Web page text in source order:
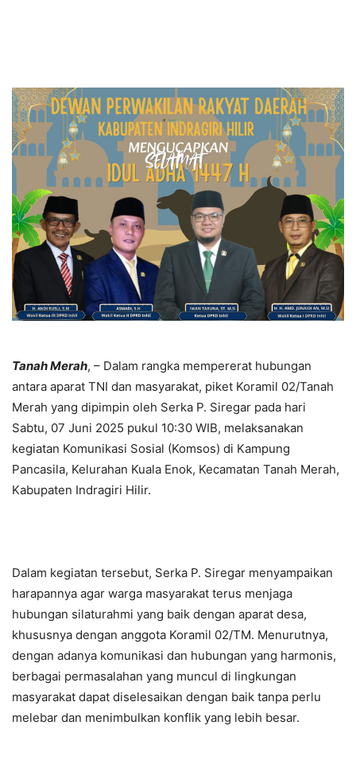
Tanah Merah, – Dalam rangka mempererat hubungan
antara aparat TNI dan masyarakat, piket Koramil 02/Tanah
Merah yang dipimpin oleh Serka P. Siregar pada hari
Sabtu, 07 Juni 2025 pukul 10:30 WIB, melaksanakan
kegiatan Komunikasi Sosial (Komsos) di Kampung
Pancasila, Kelurahan Kuala Enok, Kecamatan Tanah Merah,
Kabupaten Indragiri Hilir.
Dalam kegiatan tersebut, Serka P. Siregar menyampaikan
harapannya agar warga masyarakat terus menjaga
hubungan silaturahmi yang baik dengan aparat desa,
khususnya dengan anggota Koramil 02/TM. Menurutnya,
dengan adanya komunikasi dan hubungan yang harmonis,
berbagai permasalahan yang muncul di lingkungan
masyarakat dapat diselesaikan dengan baik tanpa perlu
melebar dan menimbulkan konflik yang lebih besar.